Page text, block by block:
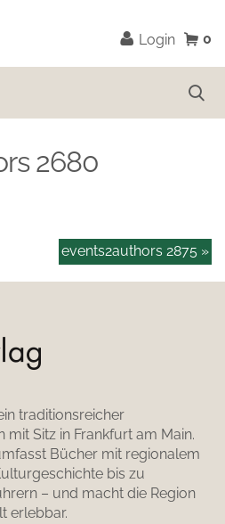
Login 0
2680
events2authors 2875 »
traditionsreicher
mit Sitz in Frankfurt am Main.
Bücher mit regionalem
bis zu
– und macht die Region
erlebbar.